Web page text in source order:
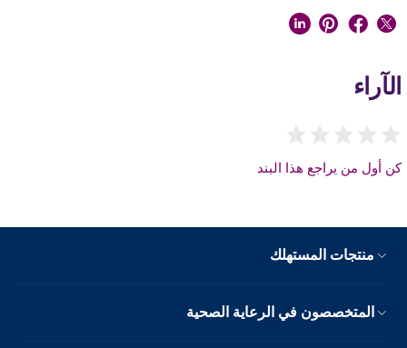
الآراء
كن أول من يراجع هذا البند
منتجات المستهلك
المتخصصون في الرعاية الصحية